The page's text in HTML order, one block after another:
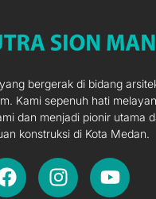
bergerak di bidang
Kami sepenuh hati
dan menjadi pionir utama
konstruksi di Kota Medan.
F
a
I
n
Y
o